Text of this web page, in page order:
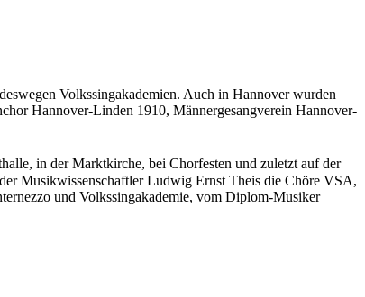
Volkssingakademien. Auch in Hannover wurden
Hannover-Linden 1910, Männergesangverein Hannover-
in der Marktkirche, bei Chorfesten und zuletzt auf der
Musikwissenschaftler Ludwig Ernst Theis die Chöre VSA,
und Volkssingakademie, vom Diplom-Musiker